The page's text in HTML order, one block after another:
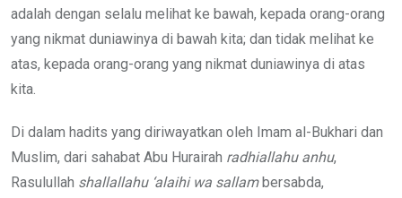
adalah dengan selalu melihat ke bawah, kepada orang-orang
yang nikmat duniawinya di bawah kita; dan tidak melihat ke
atas, kepada orang-orang yang nikmat duniawinya di atas
kita.
Di dalam hadits yang diriwayatkan oleh Imam al-Bukhari dan
Muslim, dari sahabat Abu Hurairah radhiallahu anhu,
Rasulullah shallallahu ‘alaihi wa sallambersabda,